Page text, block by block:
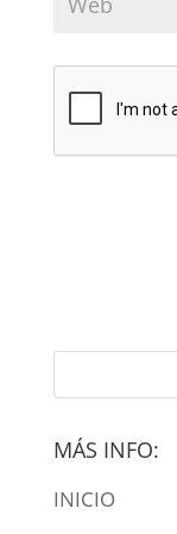
MÁS INFO:
INICIO